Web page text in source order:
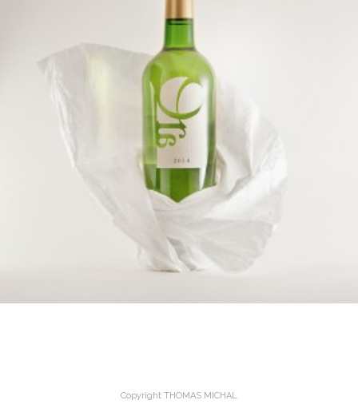
Copyright THOMAS MICHAL